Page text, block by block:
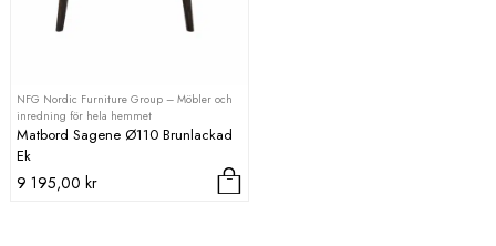
NFG Nordic Furniture Group – Möbler och
inredning för hela hemmet
Matbord Sagene Ø110 Brunlackad
Ek
9 195,00 kr